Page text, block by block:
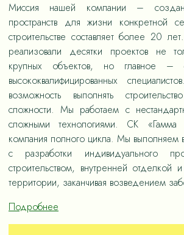
Миссия нашей компании –
пространств для жизни конкретной
строительстве составляет более 20
реализовали десятки проектов
крупных объектов, но главное –
высококвалифицированных
возможность выполнять
сложности. Мы работаем с
сложными технологиями. СК «Гамма
компания полного цикла. Мы выполняем
с разработки индивидуального
строительством, внутренней отделкой
территории, заканчивая возведением
Подробнее